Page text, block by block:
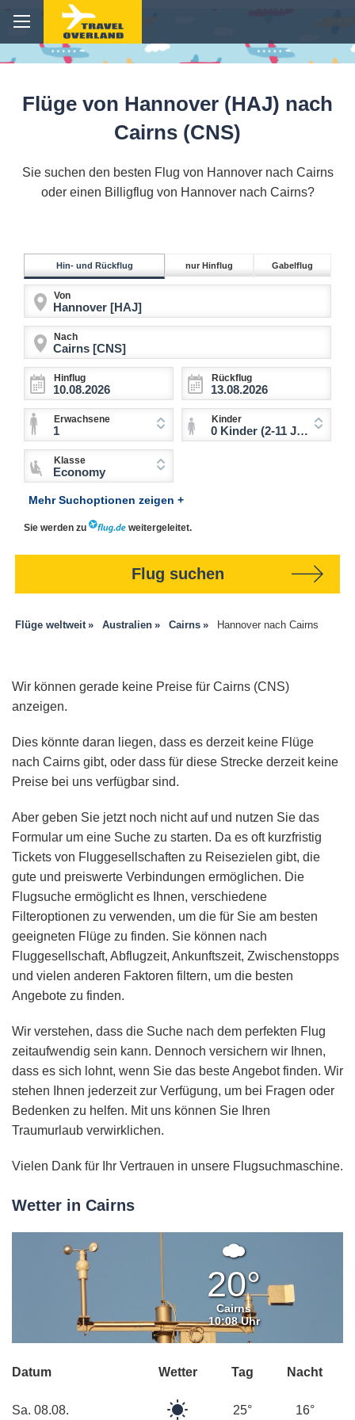
Flüge von Hannover (HAJ) nach
Cairns (CNS)
Sie suchen den besten Flug von Hannover nach Cairns
oder einen Billigflug von Hannover nach Cairns?
Hin- und Rückflug nur Hinflug Gabelflug
Von
Nach
Hinflug Rückflug
Erwachsene
1
Kinder
0 Kinder (2-11 Jahre)
Klasse
Economy
Mehr Suchoptionen zeigen +
Sie werden zu weitergeleitet.
Flug suchen
Flüge weltweit Australien Cairns Hannover nach Cairns
Wir können gerade keine Preise für Cairns (CNS)
anzeigen.
Dies könnte daran liegen, dass es derzeit keine Flüge
nach Cairns gibt, oder dass für diese Strecke derzeit keine
Preise bei uns verfügbar sind.
Aber geben Sie jetzt noch nicht auf und nutzen Sie das
Formular um eine Suche zu starten. Da es oft kurzfristig
Tickets von Fluggesellschaften zu Reisezielen gibt, die
gute und preiswerte Verbindungen ermöglichen. Die
Flugsuche ermöglicht es Ihnen, verschiedene
Filteroptionen zu verwenden, um die für Sie am besten
geeigneten Flüge zu finden. Sie können nach
Fluggesellschaft, Abflugzeit, Ankunftszeit, Zwischenstopps
und vielen anderen Faktoren filtern, um die besten
Angebote zu finden.
Wir verstehen, dass die Suche nach dem perfekten Flug
zeitaufwendig sein kann. Dennoch versichern wir Ihnen,
dass es sich lohnt, wenn Sie das beste Angebot finden. Wir
stehen Ihnen jederzeit zur Verfügung, um bei Fragen oder
Bedenken zu helfen. Mit uns können Sie Ihren
Traumurlaub verwirklichen.
Vielen Dank für Ihr Vertrauen in unsere Flugsuchmaschine.
Wetter in Cairns
Ein
paar
Wolken
20°
Cairns
10:08 Uhr
Datum Wetter Tag Nacht
Sa. 08.08. 25° 16°